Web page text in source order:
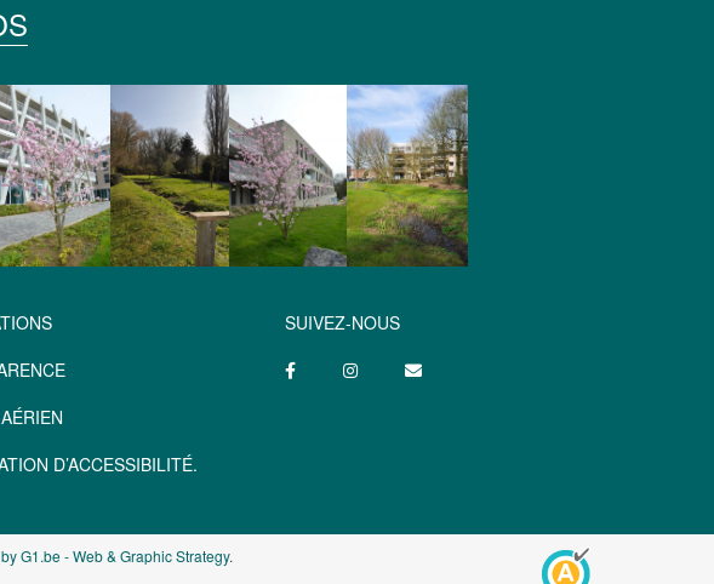
D’ACCESSIBILITÉ.
SUIVEZ-NOUS
G1.be - Web & Graphic Strategy.